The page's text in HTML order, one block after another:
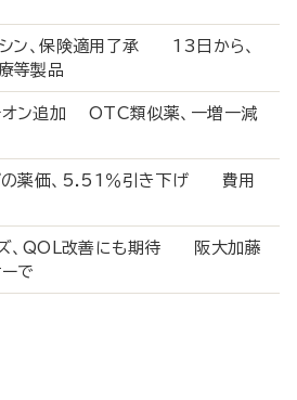
シン、保険適用了承 13日から、
等製品
オン追加 OTC類似薬、一増一減
ザの薬価、5.51％引き下げ 費用
ズ、QOL改善にも期待 阪大加藤
で